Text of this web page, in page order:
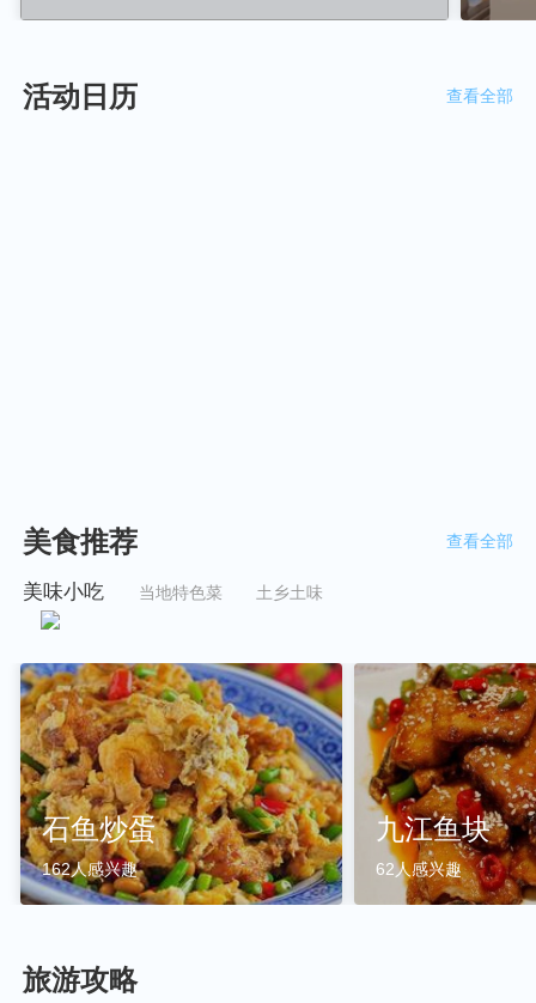
活动日历 查看全部
美食推荐 查看全部
美味小吃 当地特色菜 土乡土味
石鱼炒蛋
162人感兴趣
九江鱼块
62人感兴趣
旅游攻略